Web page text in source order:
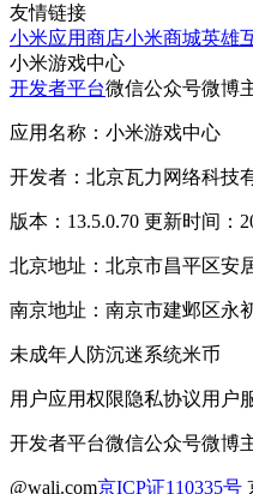
友情链接
小米应用商店小米商城英雄
小米游戏中心
开发者平台微信公众号微博
应用名称：小米游戏中心
开发者：北京瓦力网络科技
版本：13.5.0.70 更新时间：
北京地址：北京市昌平区安
南京地址：南京市建邺区永
未成年人防沉迷系统米币
用户应用权限隐私协议用户
开发者平台微信公众号微博
@wali.com京ICP证110335号